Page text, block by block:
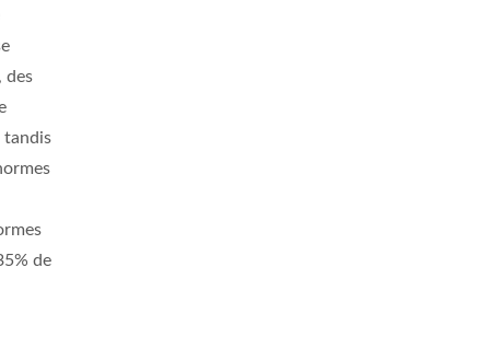
des
tandis
de